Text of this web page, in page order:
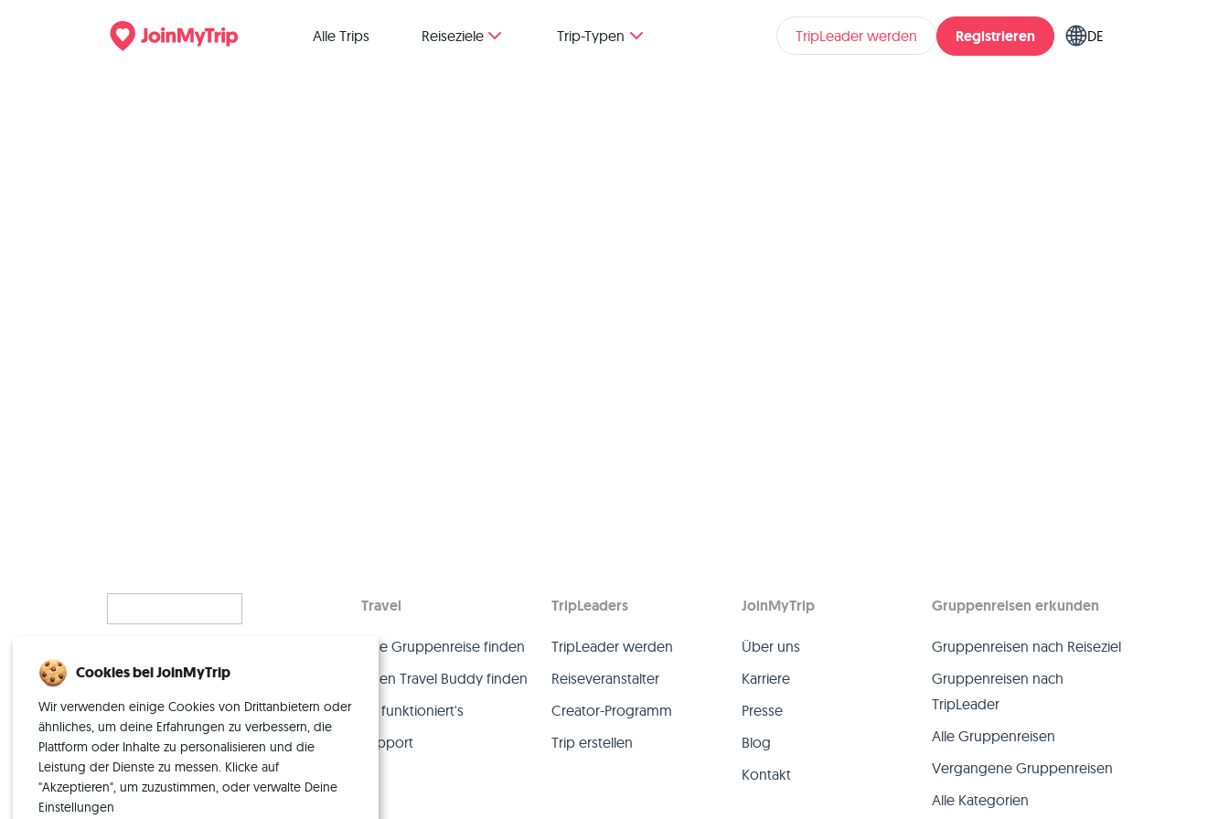
Alle Trips Reiseziele Trip-Typen TripLeader werden Registrieren DE
– mit der perfekten Crew.
Travel
Eine Gruppenreise finden
Einen Travel Buddy finden
So funktioniert's
Support
TripLeaders
TripLeader werden
Reiseveranstalter
Creator-Programm
Trip erstellen
JoinMyTrip
Über uns
Karriere
Presse
Blog
Kontakt
Gruppenreisen erkunden
Gruppenreisen nach Reiseziel
Gruppenreisen nach
TripLeader
Alle Gruppenreisen
Vergangene Gruppenreisen
Alle Kategorien
Cookies bei JoinMyTrip
Wir verwenden einige Cookies von Drittanbietern oder
ähnliches, um deine Erfahrungen zu verbessern, die
Plattform oder Inhalte zu personalisieren und die
Leistung der Dienste zu messen. Klicke auf
"Akzeptieren", um zuzustimmen, oder verwalte Deine
Einstellungen